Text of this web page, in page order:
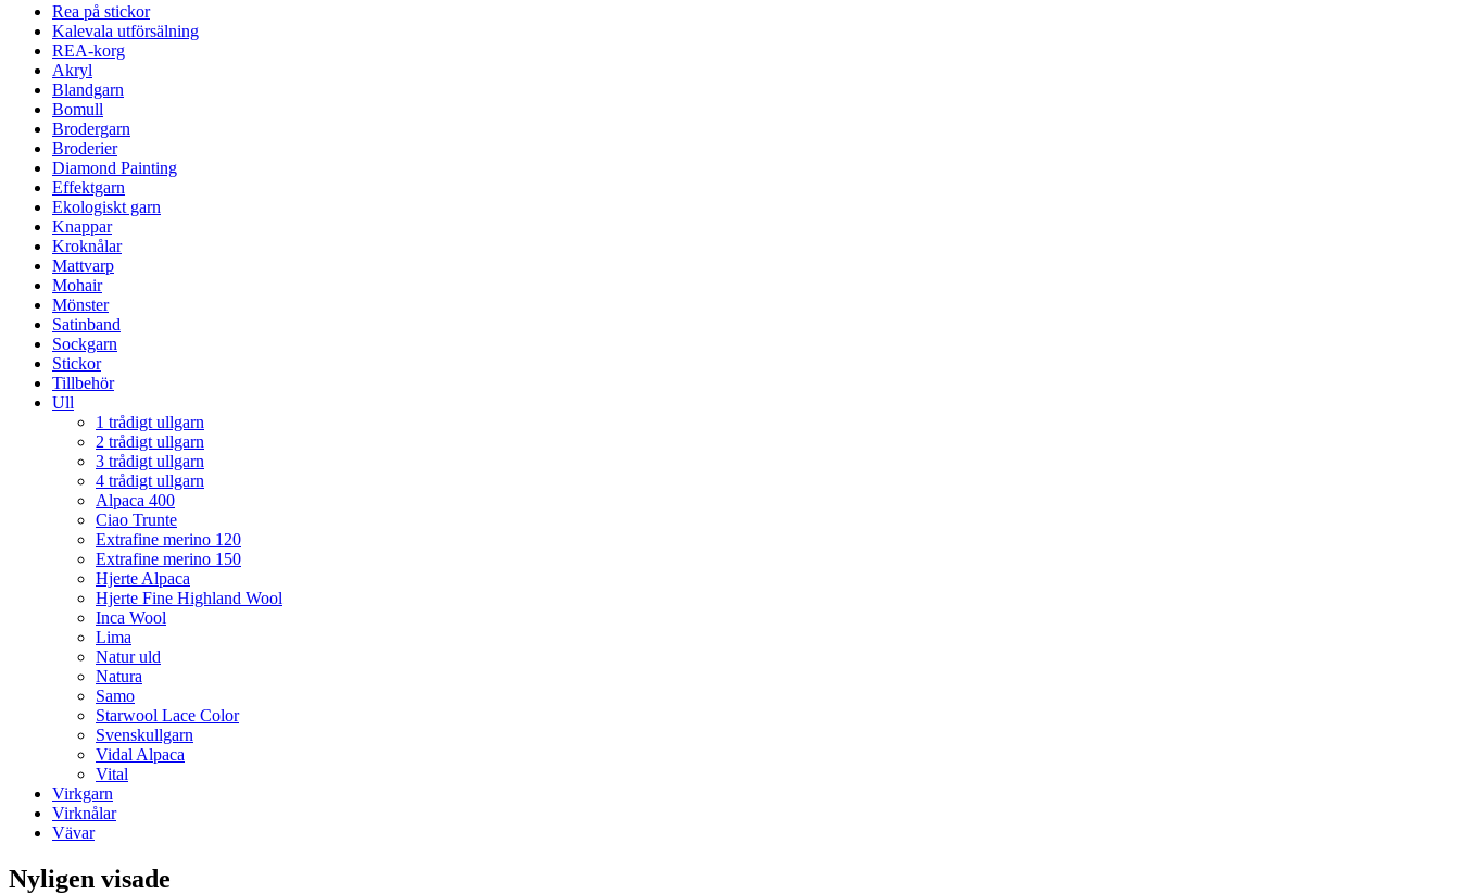
Rea på stickor
Kalevala utförsälning
REA-korg
Akryl
Blandgarn
Bomull
Brodergarn
Broderier
Diamond Painting
Effektgarn
Ekologiskt garn
Knappar
Kroknålar
Mattvarp
Mohair
Mönster
Satinband
Sockgarn
Stickor
Tillbehör
Ull
1 trådigt ullgarn
2 trådigt ullgarn
3 trådigt ullgarn
4 trådigt ullgarn
Alpaca 400
Ciao Trunte
Extrafine merino 120
Extrafine merino 150
Hjerte Alpaca
Hjerte Fine Highland Wool
Inca Wool
Lima
Natur uld
Natura
Samo
Starwool Lace Color
Svenskullgarn
Vidal Alpaca
Vital
Virkgarn
Virknålar
Vävar
Nyligen visade